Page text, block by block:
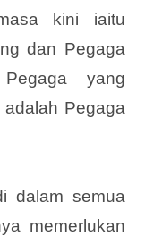
kini iaitu
dan Pegaga
yang
Pegaga
dalam semua
memerlukan